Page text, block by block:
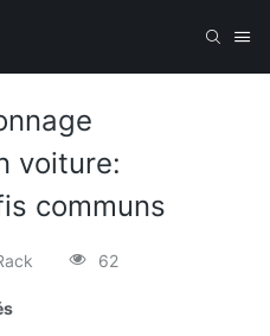
voiture:
communs
62